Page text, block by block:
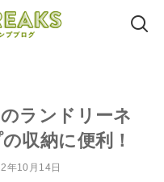
ランドリーネ
収納に便利！
年10月14日